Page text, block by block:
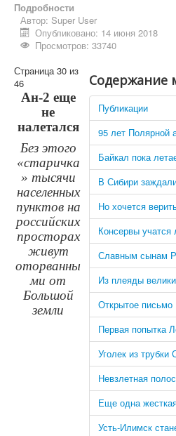
Подробности
Автор: Super User
Опубликовано: 14 июня 2018
Просмотров: 33740
Содержание
Публикации
95 лет Полярной
Байкал пока
В Сибири
Но хочется
Консервы учатся
Славным сынам
Из плеяды
Открытое письмо
Первая попытка
Уголек из трубки
Невзлетная
Еще одна
Усть-Илимск
Страница 30 из
46
Ан-2 еще
не
налетался
Без этого
«старичка
» тысячи
населенных
пунктов на
российских
просторах
живут
оторванны
ми от
Большой
земли